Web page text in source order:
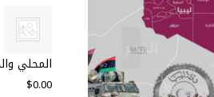
المحلي
$0.00